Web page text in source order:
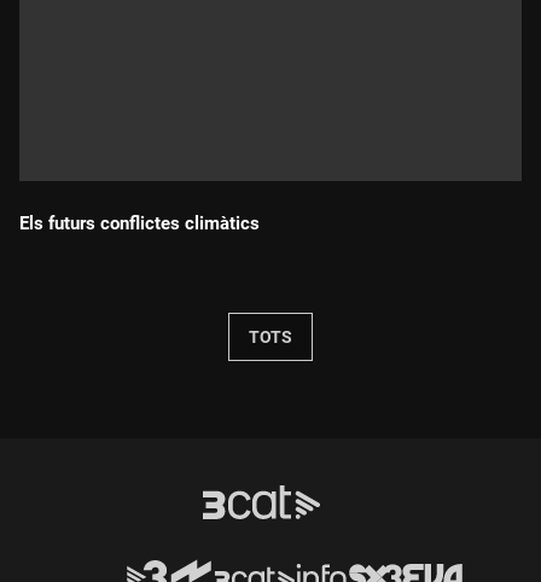
Els futurs conflictes climàtics
TOTS